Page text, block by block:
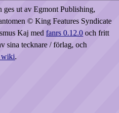
ges ut av Egmont Publishing,
© King Features Syndicate
Kaj medfanrs 0.12.0 och fritt
sina tecknare / förlag, och
wiki.